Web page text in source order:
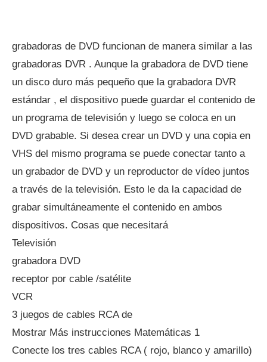
grabadoras de DVD funcionan de manera similar a las
grabadoras DVR . Aunque la grabadora de DVD tiene
un disco duro más pequeño que la grabadora DVR
estándar , el dispositivo puede guardar el contenido de
un programa de televisión y luego se coloca en un
DVD grabable. Si desea crear un DVD y una copia en
VHS del mismo programa se puede conectar tanto a
un grabador de DVD y un reproductor de vídeo juntos
a través de la televisión. Esto le da la capacidad de
grabar simultáneamente el contenido en ambos
dispositivos. Cosas que necesitará
Televisión
grabadora DVD
receptor por cable /satélite
VCR
3 juegos de cables RCA de
Mostrar Más instrucciones Matemáticas 1
Conecte los tres cables RCA ( rojo, blanco y amarillo)